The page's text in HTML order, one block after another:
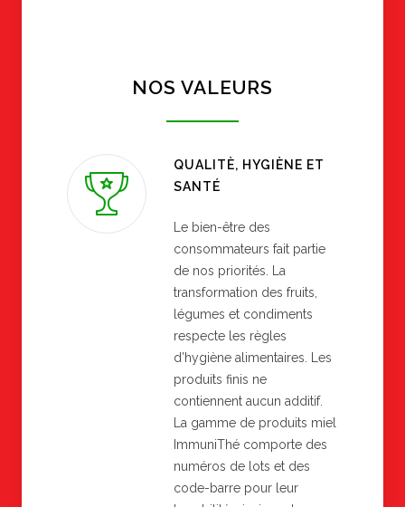
NOS VALEURS
QUALITÈ, HYGIÈNE ET
SANTÉ
Le bien-être des
consommateurs fait partie
de nos priorités. La
transformation des fruits,
légumes et condiments
respecte les règles
d’hygiène alimentaires. Les
produits finis ne
contiennent aucun additif.
La gamme de produits miel
ImmuniThé comporte des
numéros de lots et des
code-barre pour leur